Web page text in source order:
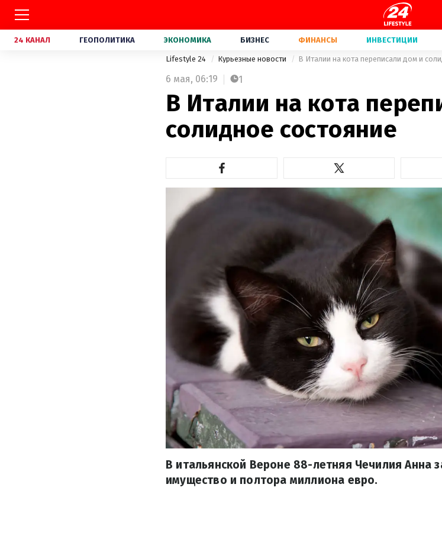
24 КАНАЛ ГЕОПОЛИТИКА ЭКОНОМИКА БИЗНЕС ФИНАНСЫ ИНВЕСТИЦИИ
Lifestyle 24 Курьезные новости В Италии на кота переписали дом и
6 мая, 06:19 1
В Италии на кота
солидное состояние
В итальянской Вероне 88-летняя Чечилия Анна
имущество и полтора миллиона евро.